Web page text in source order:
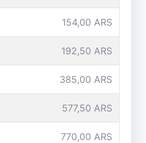
154,00 ARS
192,50 ARS
385,00 ARS
577,50 ARS
770,00 ARS